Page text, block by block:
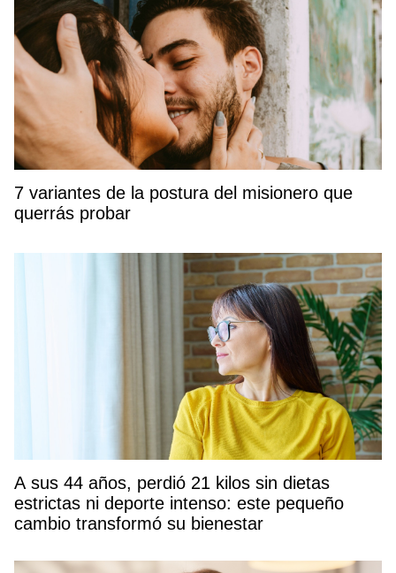
7 variantes de la postura del misionero que
querrás probar
A sus 44 años, perdió 21 kilos sin dietas
estrictas ni deporte intenso: este pequeño
cambio transformó su bienestar